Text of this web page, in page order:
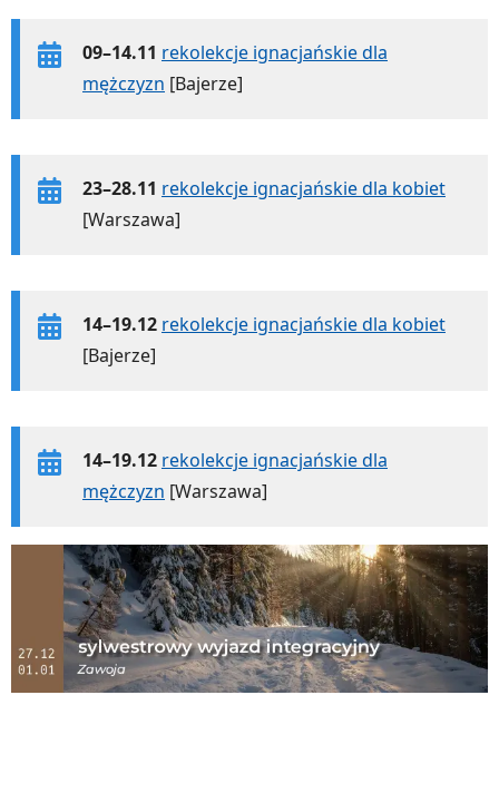
09–14.11 rekolekcje ignacjańskie dla
mężczyzn [Bajerze]
23–28.11 rekolekcje ignacjańskie dla kobiet
[Warszawa]
14–19.12 rekolekcje ignacjańskie dla kobiet
[Bajerze]
14–19.12 rekolekcje ignacjańskie dla
mężczyzn [Warszawa]